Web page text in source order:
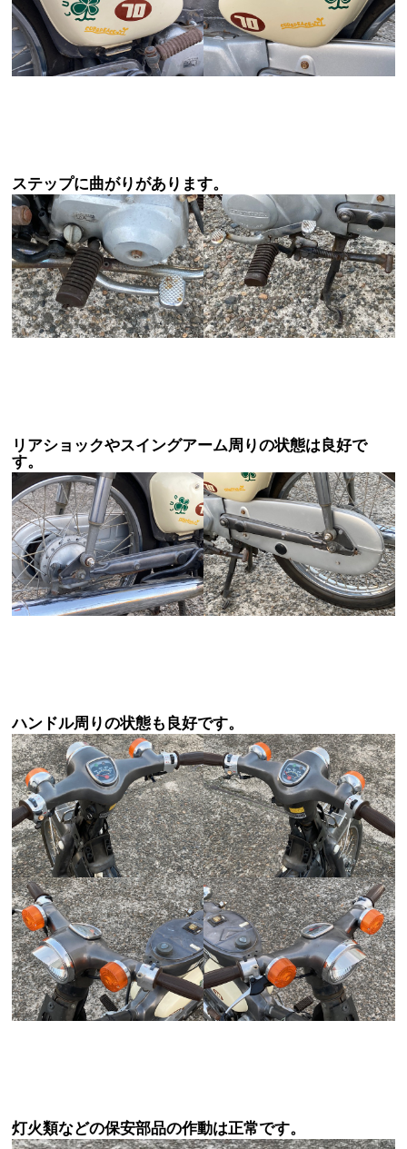
ステップに曲がりがあります。
リアショックやスイングアーム周りの状態は良好で
す。
ハンドル周りの状態も良好です。
灯火類などの保安部品の作動は正常です。